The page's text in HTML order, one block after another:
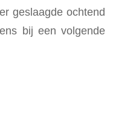
geslaagde ochtend
bij een volgende